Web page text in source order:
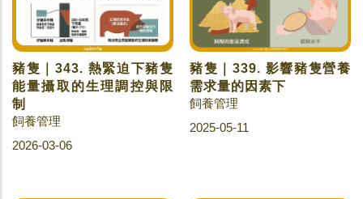
豬隻｜343. 熱緊迫下豬隻
能量攝取的生理調控與限
制
飼養管理
2026-03-06
豬隻｜339. 影響豬隻營養
需求量的因素下
飼養管理
2025-05-11